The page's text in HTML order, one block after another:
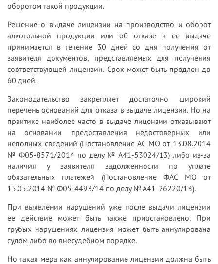
оборотом такой продукции.
Решение о выдаче лицензии на производство и оборот
алкогольной продукции или об отказе в ее выдаче
принимается в течение 30 дней со дня получения от
заявителя документов, представляемых для получения
соответствующей лицензии. Срок может быть продлен до
60 дней.
Законодательство закрепляет достаточно широкий
перечень оснований для отказа в выдаче лицензии. Но на
практике наиболее часто в выдаче лицензии отказывают
на основании предоставления недостоверных или
неполных сведений (Постановление АС МО от 13.08.2014
№ Ф05-8571/2014 по делу № А41-53024/13) либо из-за
наличия у заявителя задолженности по уплате
обязательных платежей (Постановление ФАС МО от
15.05.2014 № Ф05-4493/14 по делу № А41-26220/13).
При выявлении нарушений уже после выдачи лицензии
ее действие может быть также приостановлено. При
грубых нарушениях лицензия может быть аннулирована
судом либо во внесудебном порядке.
Но такая мера как аннулирование лицензии должна быть